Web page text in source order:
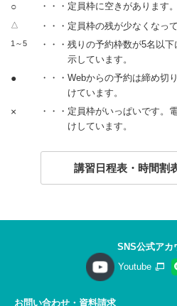
○ ・・・定員枠に空きがあります。
△ ・・・定員枠の残が少なくなっ
1～5
・・・残りの予約枠数が5名以
示しています。
●
・・・Webからの予約は締め切
けています。
×
・・・定員枠がいっぱいです。
けしています。
講習日程表・時間割
SNS公式アカ
Youtube
お問い合わせ・資料請求